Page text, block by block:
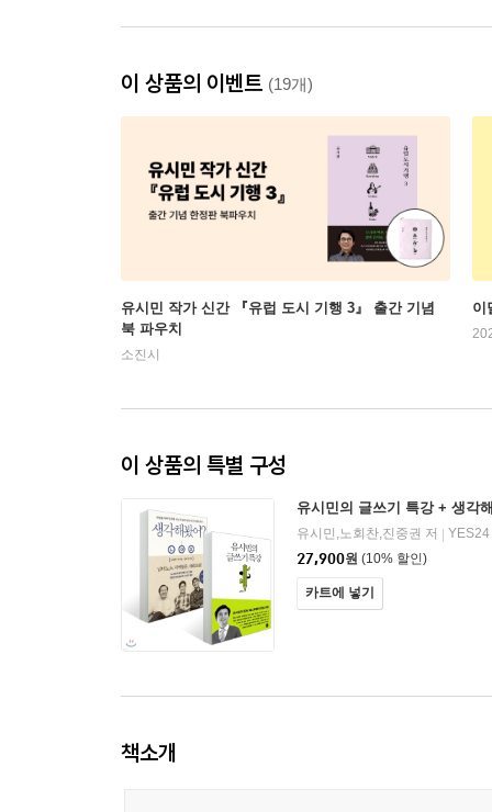
이 상품의 이벤트 (19개)
유시민 작가 신간 『유럽 도시 기행 3』 출간 기념
북 파우치
소진시
이
이 상품의 특별 구성
유시민의 글쓰기 특강 + 생각
유시민,노회찬,진중권 저
YES24
27,900원 (10% 할인)
카트에 넣기
책소개